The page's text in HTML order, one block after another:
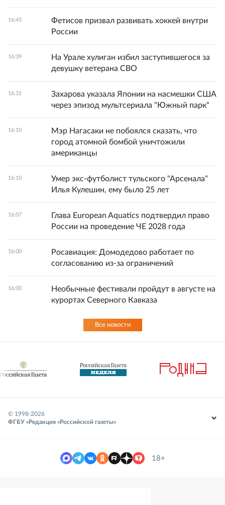
16:45
Фетисов призвал развивать хоккей внутри
России
16:39
На Урале хулиган избил заступившегося за
девушку ветерана СВО
16:31
Захарова указала Японии на насмешки США
через эпизод мультсериала "Южный парк"
16:10
Мэр Нагасаки не побоялся сказать, что
город атомной бомбой уничтожили
американцы
16:10
Умер экс-футболист тульского "Арсенала"
Илья Кулешин, ему было 25 лет
16:07
Глава European Aquatics подтвердил право
России на проведение ЧЕ 2028 года
16:00
Росавиация: Домодедово работает по
согласованию из-за ограничений
16:00
Необычные фестивали пройдут в августе на
курортах Северного Кавказа
Все новости
© 1998-2026
ФГБУ «Редакция «Российской газеты»
18+